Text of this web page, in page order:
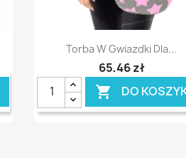
Szybki podgląd
Torba W Gwiazdki Dla...
65,46 zł
 DO